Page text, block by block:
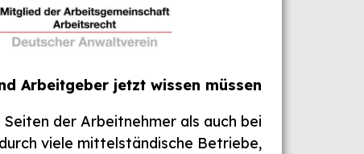
Arbeitgeber jetzt wissen müssen
der Arbeitnehmer als auch bei
viele mittelständische Betriebe,